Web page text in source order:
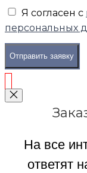
Я согласен с
персональных
Отправить заявку
На все
ответят